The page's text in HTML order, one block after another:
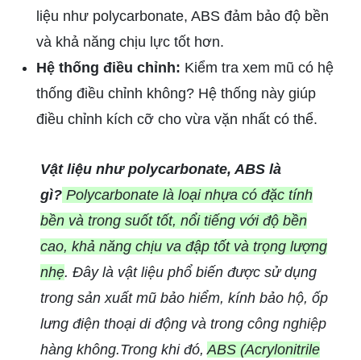
liệu như polycarbonate, ABS đảm bảo độ bền
và khả năng chịu lực tốt hơn.
Hệ thống điều chỉnh: Kiểm tra xem mũ có hệ
thống điều chỉnh không? Hệ thống này giúp
điều chỉnh kích cỡ cho vừa vặn nhất có thể.
Vật liệu như polycarbonate, ABS là
gì? Polycarbonate là loại nhựa có đặc tính
bền và trong suốt tốt, nổi tiếng với độ bền
cao, khả năng chịu va đập tốt và trọng lượng
nhẹ. Đây là vật liệu phổ biến được sử dụng
trong sản xuất mũ bảo hiểm, kính bảo hộ, ốp
lưng điện thoại di động và trong công nghiệp
hàng không.Trong khi đó,ABS (Acrylonitrile